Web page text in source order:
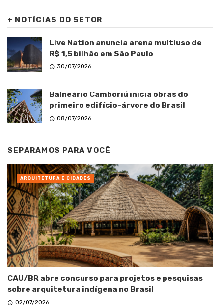
+ NOTÍCIAS DO SETOR
Live Nation anuncia arena multiuso de
R$ 1,5 bilhão em São Paulo
30/07/2026
Balneário Camboriú inicia obras do
primeiro edifício-árvore do Brasil
08/07/2026
SEPARAMOS PARA VOCÊ
CAU/BR abre concurso para projetos e pesquisas
sobre arquitetura indígena no Brasil
02/07/2026
ARQUITETURA E CIDADES